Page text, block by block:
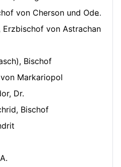
von Cherson und Odessa
von Astrachan
Bischof
Markariopol
Dr.
Bischof